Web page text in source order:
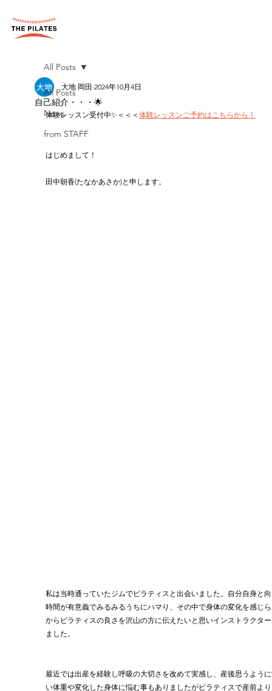
All Posts
News
from STAFF
All Posts
自己紹介・・・🌟
大地 岡田 2024年10月4日
体験レッスン受付中✨＜＜＜ 体験レッスンご予約はこちらから！
はじめまして！
田中朝香(たなかあさか)と申します。
私は当時通っていたジムでピラティスと出会いました。自分自身と
時間が有意義でみるみるうちにハマり、その中で身体の変化を感じ
からピラティスの良さを沢山の方に伝えたいと思いインストラクタ
ました。
最近では出産を経験し呼吸の大切さを改めて実感し、産後思うよう
い体重や変化した身体に悩む事もありましたがピラティスで産前よ